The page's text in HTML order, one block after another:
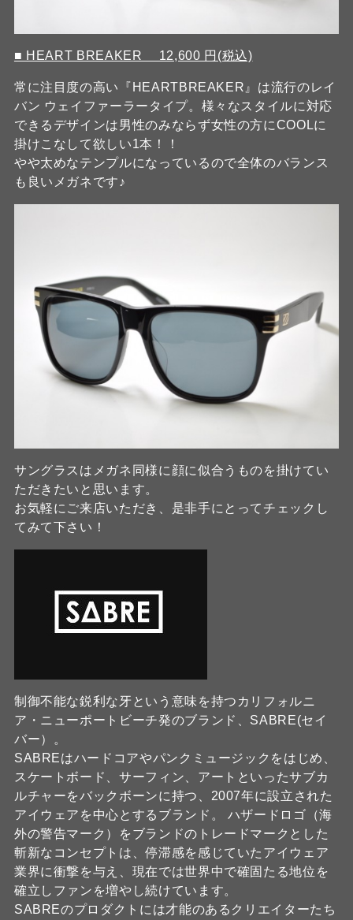
■ HEART BREAKER 12,600 円(税込)
常に注目度の高い『HEARTBREAKER』は流行のレイ
バン ウェイファーラータイプ。様々なスタイルに対応
できるデザインは男性のみならず女性の方にCOOLに
掛けこなして欲しい1本！！
やや太めなテンプルになっているので全体のバランス
も良いメガネです♪
サングラスはメガネ同様に顔に似合うものを掛けてい
ただきたいと思います。
お気軽にご来店いただき、是非手にとってチェックし
てみて下さい！
制御不能な鋭利な牙という意味を持つカリフォルニ
ア・ニューポートビーチ発のブランド、SABRE(セイ
バー）。
SABREはハードコアやパンクミュージックをはじめ、
スケートボード、サーフィン、アートといったサブカ
ルチャーをバックボーンに持つ、2007年に設立された
アイウェアを中心とするブランド。 ハザードロゴ（海
外の警告マーク）をブランドのトレードマークとした
斬新なコンセプトは、停滞感を感じていたアイウェア
業界に衝撃を与え、現在では世界中で確固たる地位を
確立しファンを増やし続けています。
SABREのプロダクトには才能のあるクリエイターたち